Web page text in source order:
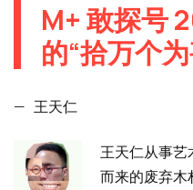
M+ 敢探号
的“拾万个
— 王天仁
王天仁从事艺
而来的废弃木